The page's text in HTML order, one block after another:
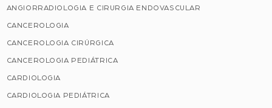
ANGIORRADIOLOGIA E CIRURGIA ENDOVASCULAR
CANCEROLOGIA
CANCEROLOGIA CIRÚRGICA
CANCEROLOGIA PEDIÁTRICA
CARDIOLOGIA
CARDIOLOGIA PEDIÁTRICA